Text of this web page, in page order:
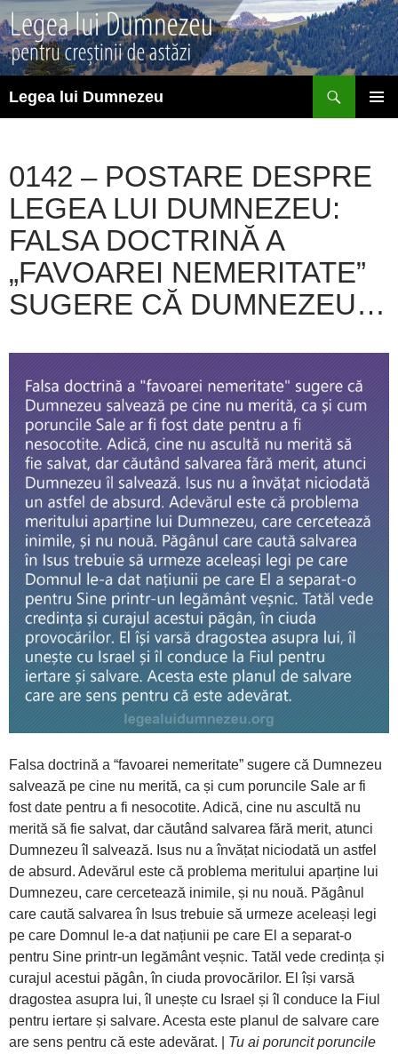
Sari
la
conținut
Legea lui Dumnezeu
0142 – POSTARE DESPRE
LEGEA LUI DUMNEZEU:
FALSA DOCTRINĂ A
„FAVOAREI NEMERITATE”
SUGERE CĂ DUMNEZEU…
Falsa doctrină a “favoarei nemeritate” sugere că Dumnezeu
salvează pe cine nu merită, ca și cum poruncile Sale ar fi
fost date pentru a fi nesocotite. Adică, cine nu ascultă nu
merită să fie salvat, dar căutând salvarea fără merit, atunci
Dumnezeu îl salvează. Isus nu a învățat niciodată un astfel
de absurd. Adevărul este că problema meritului aparține lui
Dumnezeu, care cercetează inimile, și nu nouă. Păgânul
care caută salvarea în Isus trebuie să urmeze aceleași legi
pe care Domnul le-a dat națiunii pe care El a separat-o
pentru Sine printr-un legământ veșnic. Tatăl vede credința și
curajul acestui păgân, în ciuda provocărilor. El își varsă
dragostea asupra lui, îl unește cu Israel și îl conduce la Fiul
pentru iertare și salvare. Acesta este planul de salvare care
are sens pentru că este adevărat. | Tu ai poruncit poruncile